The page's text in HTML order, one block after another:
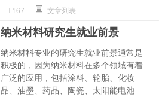
167 文章列表
纳米材料研究生就业前景
纳米材料专业的研究生就业前景通常是
积极的，因为纳米材料在多个领域有着
广泛的应用，包括涂料、轮胎、化妆
品、油墨、药品、陶瓷、太阳能电池